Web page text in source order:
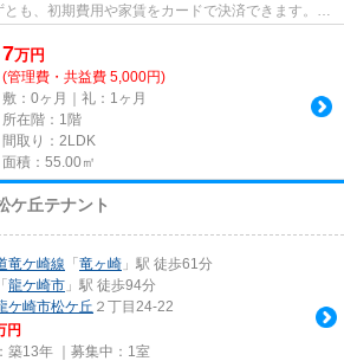
とも、初期費用や家賃をカードで決済できます。外
...
7万円
(管理費・共益費 5,000円)
敷：0ヶ月｜礼：1ヶ月
所在階：1階
間取り：2LDK
面積：55.00㎡
ケ丘テナント
竜ケ崎線 「 竜ヶ崎 」駅 徒歩61分
「 龍ケ崎市 」駅 徒歩94分
ケ崎市松ケ丘 ２丁目24-22
円
築13年 ｜募集中： 1室